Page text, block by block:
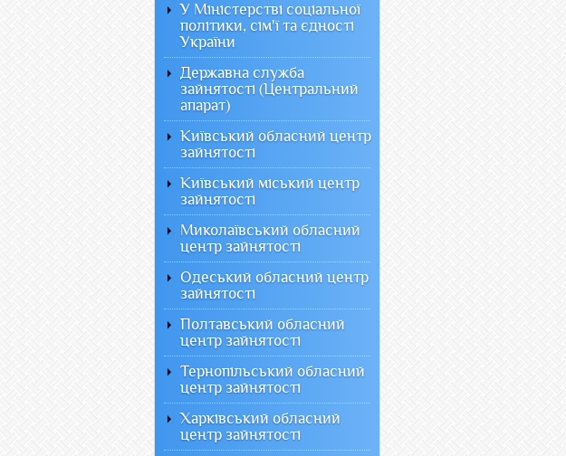
У Міністерстві соціальної
політики, сім'ї та єдності
України
Державна служба
зайнятості (Центральний
апарат)
Київський обласний центр
зайнятості
Київський міський центр
зайнятості
Миколаївський обласний
центр зайнятості
Одеський обласний центр
зайнятості
Полтавський обласний
центр зайнятості
Тернопільський обласний
центр зайнятості
Харківський обласний
центр зайнятості